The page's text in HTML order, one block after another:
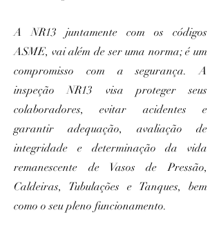
​A NR13 juntamente com os códigos
ASME, vai além de ser uma norma; é um
compromisso com a segurança. A
inspeção NR13 visa proteger seus
colaboradores, evitar acidentes e
garantir adequação, avaliação de
integridade e determinação da vida
remanescente de Vasos de Pressão,
Caldeiras, Tubulações e Tanques, bem
como o seu pleno funcionamento.